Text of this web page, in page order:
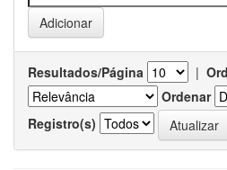
Resultados/Página |
Ordenar
Registro(s)